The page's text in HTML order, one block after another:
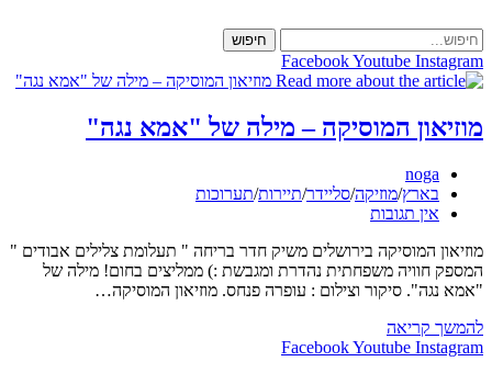
to
content
חיפוש
FacebookYoutube Instagram
מוזיאון המוסיקה – מילה של "אמא נגה"
מחבר:
noga
קטגוריה:
בארץ/מוזיקה/סליידר/תיירות/תערוכות
תגובות:
אין תגובות
מוזיאון המוסיקה בירושלים משיק חדר בריחה " תעלומת צלילים אבודים "
המספק חוויה משפחתית נהדרת ומגבשת :) ממליצים בחום! מילה של
"אמא נגה". סיקור וצילום : עופרה פנחס. מוזיאון המוסיקה…
להמשך קריאהמוזיאון
המוסיקהFacebookYoutube Instagram